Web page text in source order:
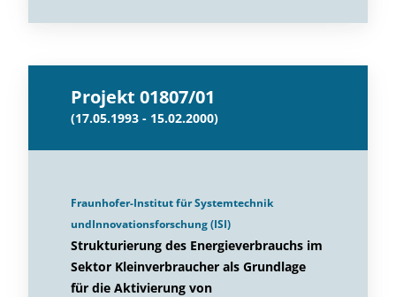
Projekt 01807/01
(17.05.1993 - 15.02.2000)
Fraunhofer-Institut für Systemtechnik
undInnovationsforschung (ISI)
Strukturierung des Energieverbrauchs im
Sektor Kleinverbraucher als Grundlage
für die Aktivierung von